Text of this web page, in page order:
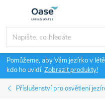
obsah
Pomůžeme, aby Vám jezírko v
kdo ho uvidí.Zobrazit produkty!
Příslušenství pro osvětlení